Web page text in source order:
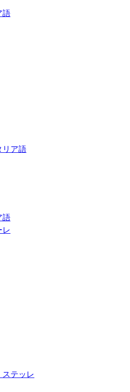
語
リア語
語
レ
テッレ